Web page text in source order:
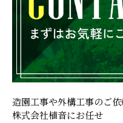
造園工事や外構工事のご
株式会社植音にお任せ